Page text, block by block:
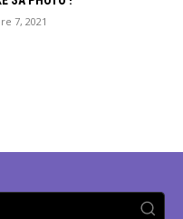
7, 2021